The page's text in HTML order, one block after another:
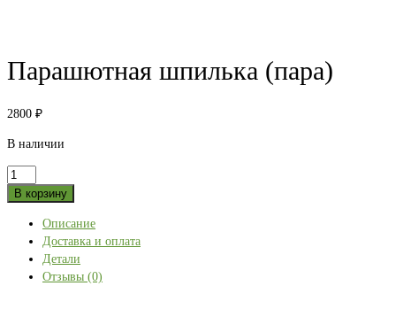
Парашютная шпилька (пара)
2800 ₽
В наличии
Количество
товара
шпилька
(пара)
В корзину
Описание
Доставка и оплата
Детали
Отзывы (0)